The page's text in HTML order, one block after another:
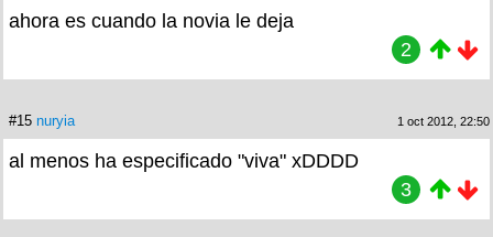
ahora es cuando la novia le deja
2
#15 nuryia 1 oct 2012, 22:50
al menos ha especificado "viva" xDDDD
3